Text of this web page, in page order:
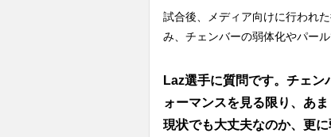
試合後、メディア向けに行われ
み、チェンバーの弱体化やパー
Laz選手に質問です。チェ
ォーマンスを見る限り、あ
現状でも大丈夫なのか、更